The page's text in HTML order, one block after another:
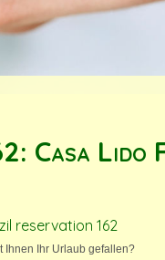
Casa Lido
reservation 162
Ihnen Ihr Urlaub gefallen?